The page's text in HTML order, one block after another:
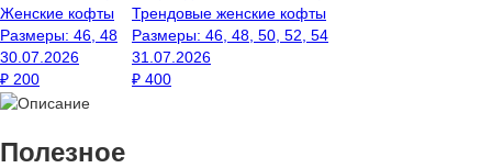
Женские кофты
Размеры: 46, 48
30.07.2026
₽ 200
Трендовые женские кофты
Размеры: 46, 48, 50, 52, 54
31.07.2026
₽ 400
Полезное